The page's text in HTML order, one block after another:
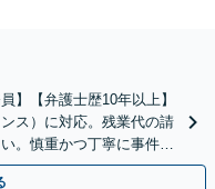
】【弁護士歴10年以上】
ス）に対応。残業代の請
。慎重かつ丁寧に事件解